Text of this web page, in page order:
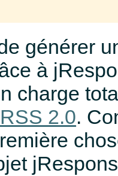
générer
à
charge
2.0.